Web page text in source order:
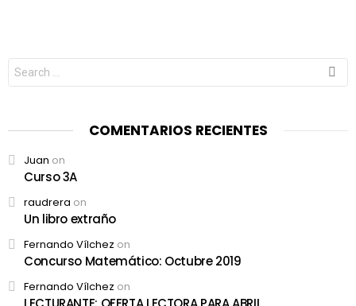
Search
for:
COMENTARIOS RECIENTES
Juan on
Curso 3A
raudrera on
Un libro extraño
Fernando Vílchez on
Concurso Matemático: Octubre 2019
Fernando Vílchez on